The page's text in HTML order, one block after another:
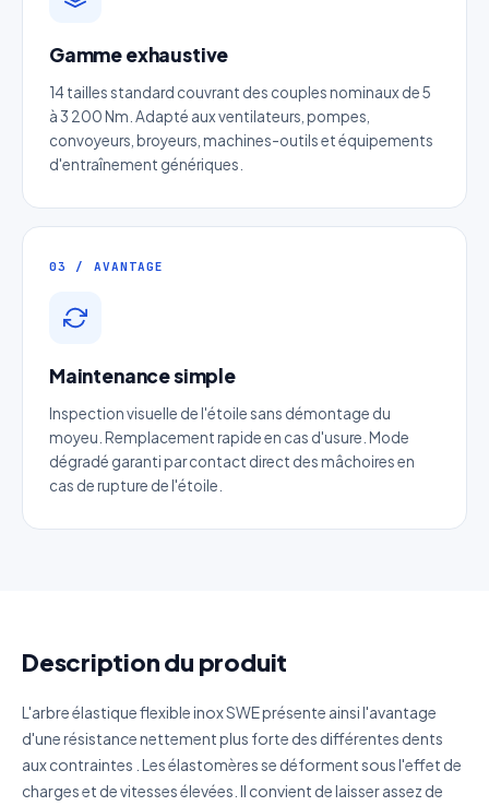
Gamme exhaustive
14 tailles standard couvrant des couples nominaux de 5
à 3 200 Nm. Adapté aux ventilateurs, pompes,
convoyeurs, broyeurs, machines-outils et équipements
d'entraînement génériques.
03 / AVANTAGE
Maintenance simple
Inspection visuelle de l'étoile sans démontage du
moyeu. Remplacement rapide en cas d'usure. Mode
dégradé garanti par contact direct des mâchoires en
cas de rupture de l'étoile.
Description du produit
L'arbre élastique flexible inox SWE présente ainsi l'avantage
d'une résistance nettement plus forte des différentes dents
aux contraintes . Les élastomères se déforment sous l'effet de
charges et de vitesses élevées. Il convient de laisser assez de
Devis Arbre élastique flexible
inox SWE
Réponse sous 24h — Sans engagement
Nom complet *
Email
Téléphone*
Catégorie
Décrivez votre besoin